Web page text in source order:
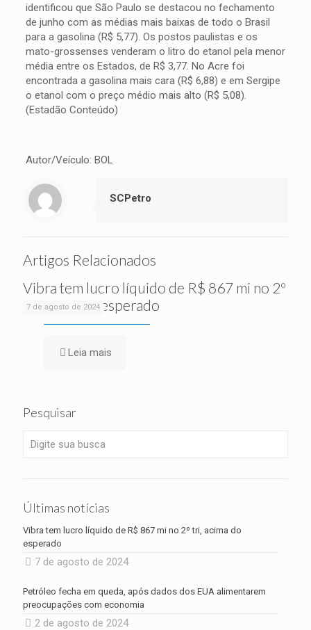
identificou que São Paulo se destacou no fechamento
de junho com as médias mais baixas de todo o Brasil
para a gasolina (R$ 5,77). Os postos paulistas e os
mato-grossenses venderam o litro do etanol pela menor
média entre os Estados, de R$ 3,77. No Acre foi
encontrada a gasolina mais cara (R$ 6,88) e em Sergipe
o etanol com o preço médio mais alto (R$ 5,08).
(Estadão Conteúdo)
Autor/Veículo: BOL
SCPetro
Artigos Relacionados
7 de agosto de 2024
Vibra tem lucro líquido de R$ 867 mi no 2º
tri, acima do esperado
Leia mais
Pesquisar
Últimas notícias
Vibra tem lucro líquido de R$ 867 mi no 2º tri, acima do
esperado
7 de agosto de 2024
Petróleo fecha em queda, após dados dos EUA alimentarem
preocupações com economia
2 de agosto de 2024